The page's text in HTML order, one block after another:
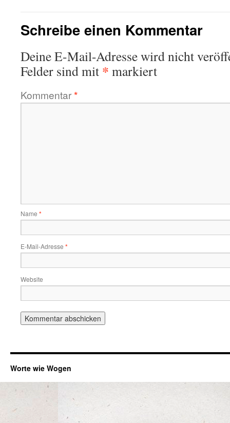
Schreibe einen Kommentar
Deine E-Mail-Adresse wird nicht
Felder sind mit * markiert
Kommentar*
Name *
E-Mail-Adresse *
Website
Worte wie Wogen